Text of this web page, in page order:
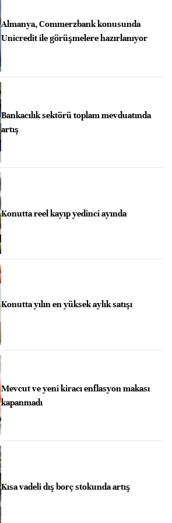
Almanya, Commerzbank konusunda
Unicredit ile görüşmelere hazırlanıyor
Bankacılık sektörü toplam mevduatında
artış
Konutta reel kayıp yedinci ayında
Konutta yılın en yüksek aylık satışı
Mevcut ve yeni kiracı enflasyon makası
kapanmadı
Kısa vadeli dış borç stokunda artış